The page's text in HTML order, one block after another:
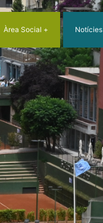
Àrea Social Notícies